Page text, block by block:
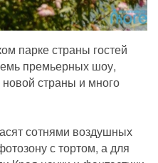
парке страны гостей
премьерных шоу,
страны и много
сотнями воздушных
с тортом, а для